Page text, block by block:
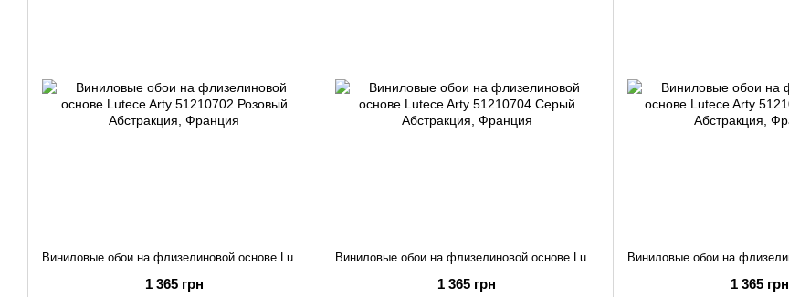
Виниловые обои на флизелиновой основе Lutece Arty 51210702 Розовый Абстракция
1 365 грн
Виниловые обои на флизелиновой основе Lutece Arty 51210704 Серый Абстракция
1 365 грн 1 365 грн